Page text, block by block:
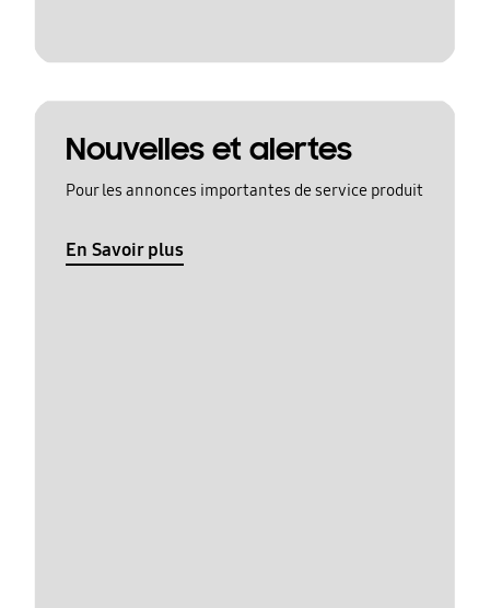
Nouvelles et alertes
Pour les annonces importantes de service produit
En Savoir plus